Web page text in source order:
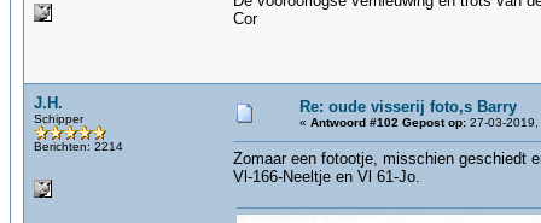
Cor
J.H.
Schipper
Berichten: 2214
Re: oude visserij foto,s Barry
« Antwoord #102 Gepost op: 27-03-
Zomaar een fotootje, misschien geschiedt
Vl-166-Neeltje en Vl 61-Jo.